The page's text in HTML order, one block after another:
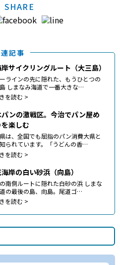
SHARE
記事
サイクリングルート（大三島）
ラインの先に隠れた、もうひとつの
しまなみ海道で一番大きな…
を読む >
ンの激戦区。今治でパン屋め
を楽しむ
は、全国でも屈指のパン消費大県と
られています。「うどんの香…
を読む >
岸の白い砂浜（向島）
南側ルートに隠れた白砂の浜 しまな
の最後の島、向島。尾道ゴ…
を読む >